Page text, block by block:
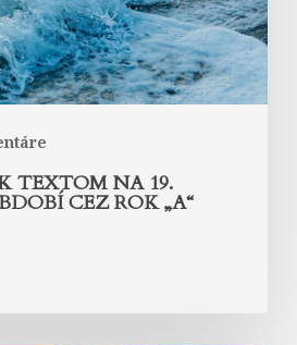
TEXTOM NA 19.
CEZ ROK „A“